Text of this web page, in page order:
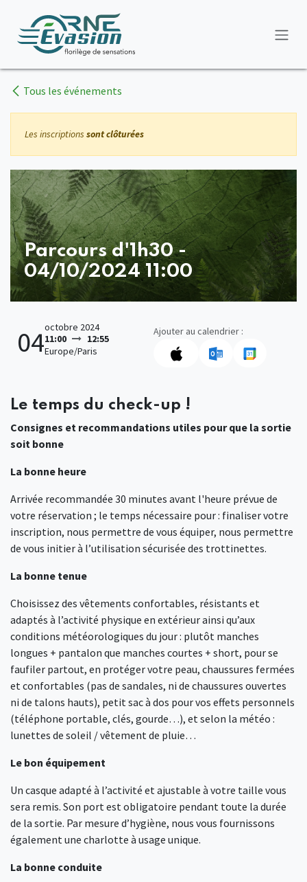
Tous les événements
Les inscriptions sont clôturées
Parcours d'1h30 -
04/10/2024 11:00
04octobre 2024
11:00
12:55
Europe/Paris
Ajouter au calendrier :
Le temps du check-up !
Consignes et recommandations utiles pour que la sortie
soit bonne
La bonne heure
Arrivée recommandée 30 minutes avant l'heure prévue de
votre réservation ; le temps nécessaire pour : finaliser votre
inscription, nous permettre de vous équiper, nous permettre
de vous initier à l’utilisation sécurisée des trottinettes.
La bonne tenue
Choisissez des vêtements confortables, résistants et
adaptés à l’activité physique en extérieur ainsi qu’aux
conditions météorologiques du jour : plutôt manches
longues + pantalon que manches courtes + short, pour se
faufiler partout, en protéger votre peau, chaussures fermées
et confortables (pas de sandales, ni de chaussures ouvertes
ni de talons hauts), petit sac à dos pour vos effets personnels
(téléphone portable, clés, gourde…), et selon la météo :
lunettes de soleil / vêtement de pluie…
Le bon équipement
Un casque adapté à l’activité et ajustable à votre taille vous
sera remis. Son port est obligatoire pendant toute la durée
de la sortie. Par mesure d’hygiène, nous vous fournissons
également une charlotte à usage unique.
La bonne conduite